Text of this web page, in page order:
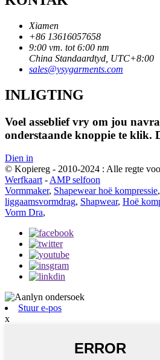
Xiamen
+86 13616057658
9:00 vm. tot 6:00 nm
China Standaardtyd, UTC+8:00
sales@ysygarments.com
INLIGTING
Voel asseblief vry om jou
onderstaande knoppie te klik.
Dien in
© Kopiereg - 2010-2024 : Alle regte
Werfkaart - AMP selfoon
Vormmaker, Shapewear hoë kompressie,
liggaamsvormdrag, Shapwear, Hoë
Vorm Dra,
Stuur e-pos
x